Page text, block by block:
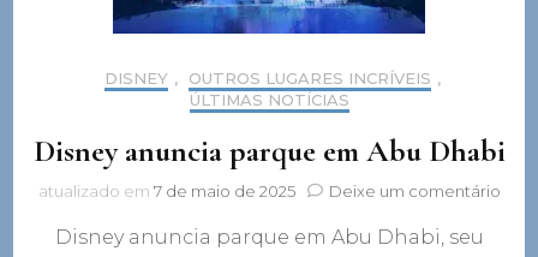
DISNEY , OUTROS LUGARES INCRÍVEIS ,
ÚLTIMAS NOTÍCIAS
Disney anuncia parque em Abu Dhabi
atualizado em 7 de maio de 2025 Deixe um comentárioem
Disney anuncia parque em Abu Dhabi, seu